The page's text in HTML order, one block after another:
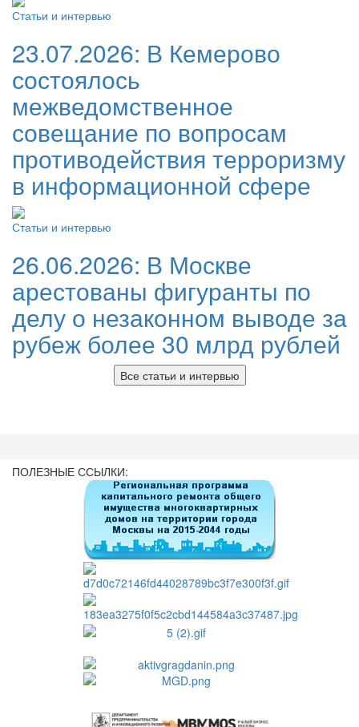
Статьи и интервью
23.07.2026: В Кемерово
состоялось
межведомственное
совещание по вопросам
противодействия терроризму
в информационной сфере
Статьи и интервью
26.06.2026: В Москве
арестованы фигуранты по
делу о незаконном выводе за
рубеж более 30 млрд рублей
Все статьи и интервью
ПОЛЕЗНЫЕ ССЫЛКИ: